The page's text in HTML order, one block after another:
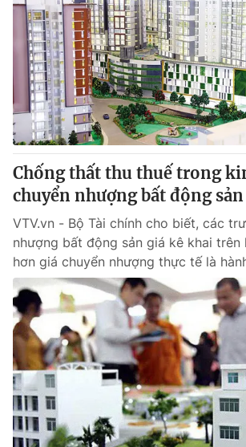
Chống thất thu thuế trong
chuyển nhượng bất động sản​
VTV.vn - Bộ Tài chính cho biết, các
nhượng bất động sản giá kê khai trên
hơn giá chuyển nhượng thực tế là